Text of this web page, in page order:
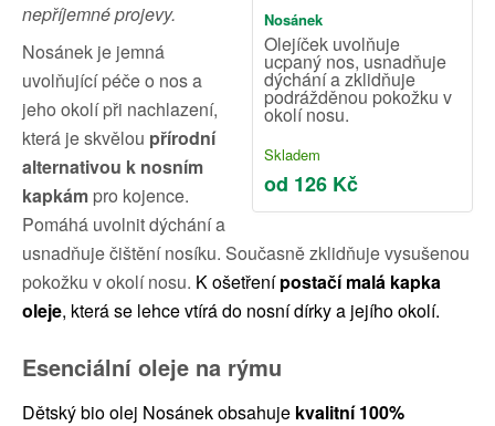
Nosánek
Olejíček uvolňuje
ucpaný nos, usnadňuje
dýchání a zklidňuje
podrážděnou pokožku v
okolí nosu.
Skladem
od 126 Kč
nepříjemné projevy.
Nosánek je jemná
uvolňující péče o nos a
jeho okolí při nachlazení,
která je skvělou přírodní
alternativou k nosním
kapkám pro kojence.
Pomáhá uvolnit dýchání a
usnadňuje čištění nosíku. Současně zklidňuje vysušenou
pokožku v okolí nosu. K ošetřenípostačí malá kapka
oleje, která se lehce vtírá do nosní dírky a jejího okolí.
Esenciální oleje na rýmu
Dětský bio olej Nosánek obsahuje kvalitní 100%